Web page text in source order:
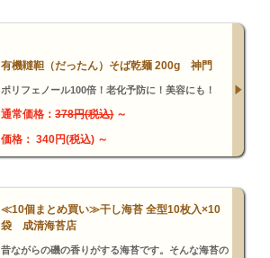
有機韃靼（だったん）そば乾麺 200g 神門
ポリフェノール100倍！老化予防に！美容にも！
通常価格：378円(税込) ～
価格： 340円(税込) ～
≪10個まとめ買い≫干し海苔 全型10枚入×10
袋 成清海苔店
昔ながらの磯の香りがする海苔です。そんな海苔の